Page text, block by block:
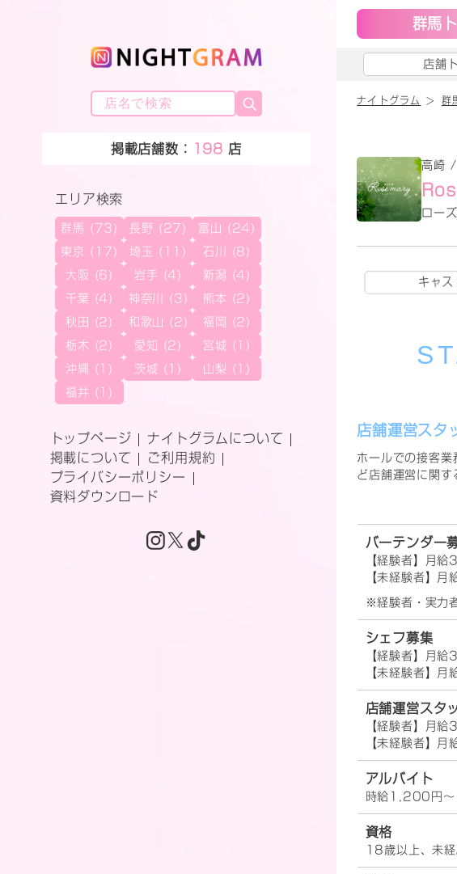
掲載店舗数： 198 店
エリア検索
群馬 (73) 長野 (27) 富山 (24)
東京 (17) 埼玉 (11) 石川 (8)
大阪 (6) 岩手 (4) 新潟 (4)
千葉 (4) 神奈川 (3) 熊本 (2)
秋田 (2) 和歌山 (2) 福岡 (2)
栃木 (2) 愛知 (2) 宮城 (1)
沖縄 (1) 茨城 (1) 山梨 (1)
福井 (1)
トップページ
ナイトグラムについて
掲載について
ご利用規約
プライバシーポリシー
資料ダウンロード
群馬
店舗
ナイトグラム 群
高崎 /
ロー
キャス
店舗運営スタ
ホールでの接客業
ど店舗運営に関す
バーテンダー
【経験者】月
【未経験者】
※経験者・実力
シェフ募集
【経験者】月
【未経験者】
店舗運営スタ
【経験者】月
【未経験者】
アルバイト
時給1,200円～
資格
18歳以上、未